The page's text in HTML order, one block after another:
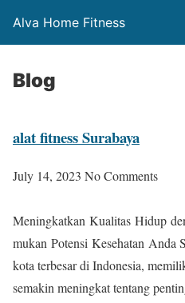
Alva Home Fitness
Blog
alat fitness Surabaya
July 14, 2023 No Comments
Meningkatkan Kualitas Hidup
mukan Potensi Kesehatan Anda
kota terbesar di Indonesia,
semakin meningkat tentang